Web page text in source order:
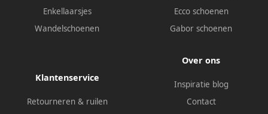
Enkellaarsjes
Wandelschoenen
Ecco schoenen
Gabor schoenen
Klantenservice
Retourneren & ruilen
Over ons
Inspiratie blog
Contact